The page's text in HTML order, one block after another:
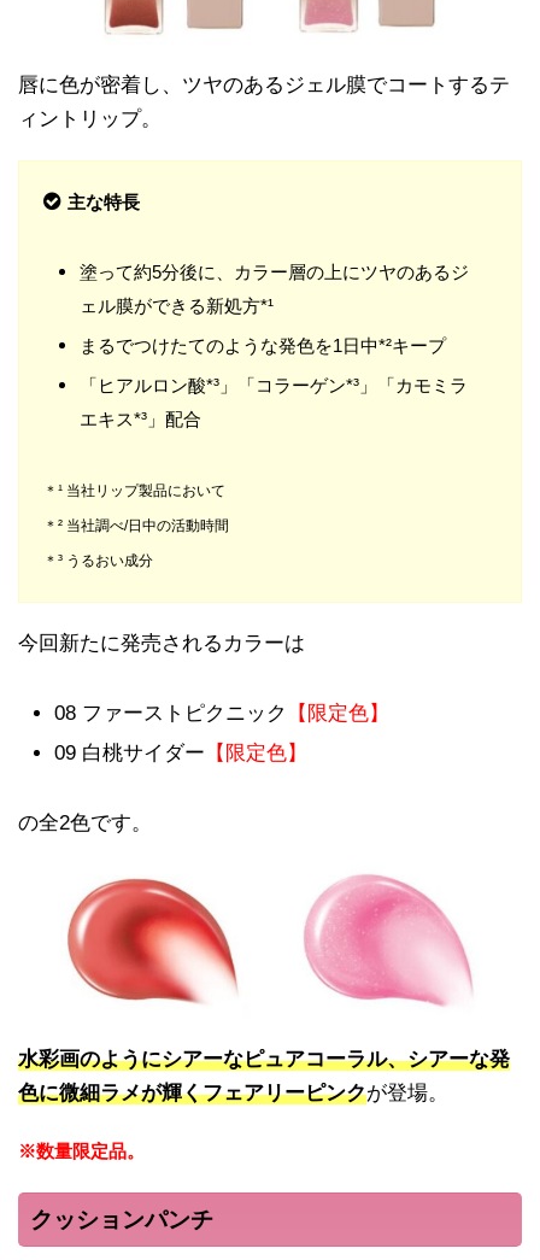
唇に色が密着し、ツヤのあるジェル膜でコートするテ
ィントリップ。
主な特長
塗って約5分後に、カラー層の上にツヤのあるジ
ェル膜ができる新処方*¹
まるでつけたてのような発色を1日中*²キープ
「ヒアルロン酸*³」「コラーゲン*³」「カモミラ
エキス*³」配合
＊¹ 当社リップ製品において
＊² 当社調べ/日中の活動時間
＊³ うるおい成分
今回新たに発売されるカラーは
08 ファーストピクニック
【限定色】
09 白桃サイダー 【限定色】
の全2色です。
水彩画のようにシアーなピュアコーラル、シアーな発
色に微細ラメが輝くフェアリーピンクが登場。
※数量限定品。
クッションパンチ